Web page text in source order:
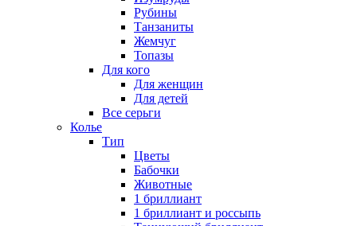
Рубины
Танзаниты
Жемчуг
Топазы
Для кого
Для женщин
Для детей
Все серьги
Колье
Тип
Цветы
Бабочки
Животные
1 бриллиант
1 бриллиант и россыпь